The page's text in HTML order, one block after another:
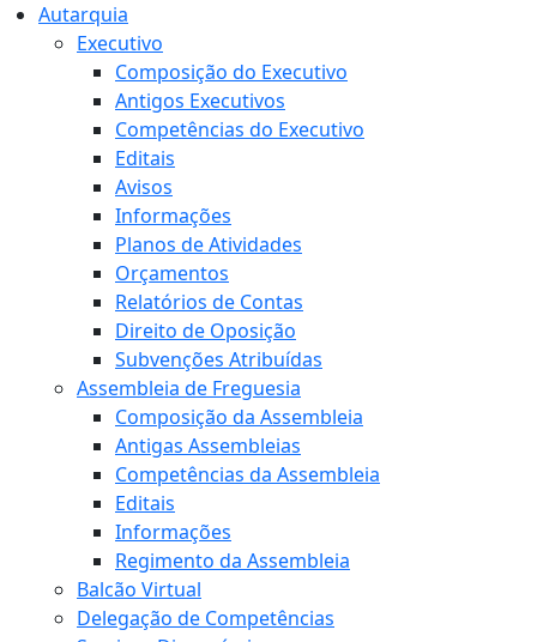
Autarquia
Executivo
Composição do Executivo
Antigos Executivos
Competências do Executivo
Editais
Avisos
Informações
Planos de Atividades
Orçamentos
Relatórios de Contas
Direito de Oposição
Subvenções Atribuídas
Assembleia de Freguesia
Composição da Assembleia
Antigas Assembleias
Competências da Assembleia
Editais
Informações
Regimento da Assembleia
Balcão Virtual
Delegação de Competências